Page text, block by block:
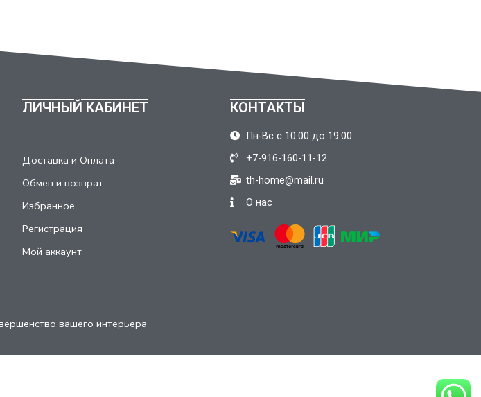
ЛИЧНЫЙ КАБИНЕТ
Доставка и Оплата
Обмен и возврат
Избранное
Регистрация
Мой аккаунт
КОНТАКТЫ
Пн-Вс с 10:00 до 19:00
+7-916-160-11-12
th-home@mail.ru
О нас
вашего интерьера